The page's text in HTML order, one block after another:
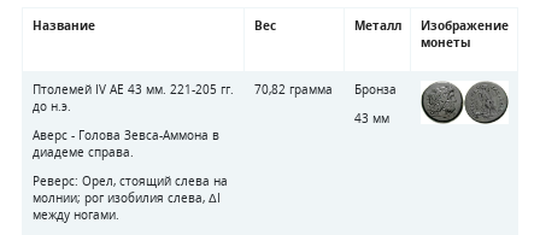
Название Вес Металл
Изображение
монеты
Птолемей IV АЕ 43 мм. 221-205 гг.
до н.э.
Аверс - Голова Зевса-Аммона в
диадеме справа.
Реверс: Орел, стоящий слева на
молнии; рог изобилия слева, ΔI
между ногами.
70,82 грамма
Бронза
43 мм